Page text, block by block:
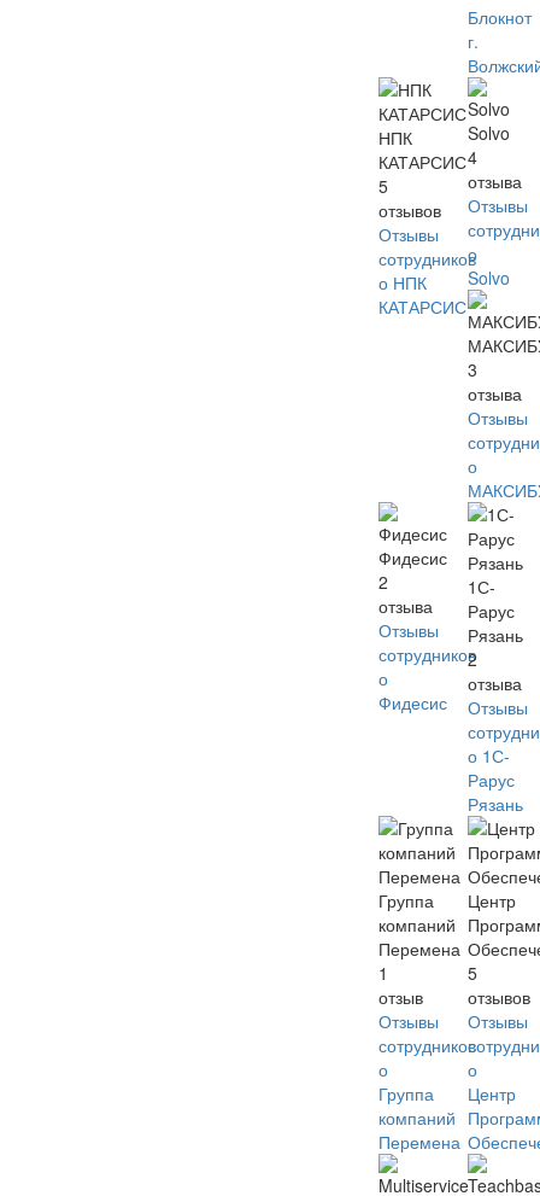
Блокнот
г.
НПК
КАТАРСИС
5
отзывов
Отзывы
сотрудников
о НПК
КАТАРСИС
Solvo
4
отзыва
Отзывы
о
Solvo
3
отзыва
Отзывы
о
Фидесис
2
отзыва
Отзывы
сотрудников
о
Фидесис
1С-
Рарус
Рязань
2
отзыва
Отзывы
о 1С-
Рарус
Рязань
Группа
компаний
Перемена
1
отзыв
Отзывы
сотрудников
о
Группа
компаний
Перемена
Центр
5
отзывов
Отзывы
о
Центр